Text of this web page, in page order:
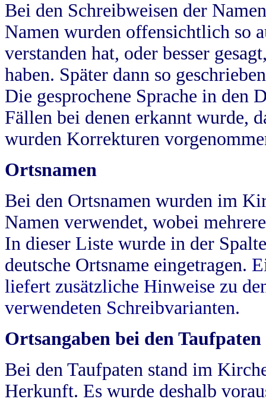
Bei den Schreibweisen der
Namen wurden offensichtlich so
verstanden hat, oder besser
haben. Später dann so
Die gesprochene Sprache in
Fällen bei denen erkannt wurde,
wurden Korrekturen
Ortsnamen
Bei den Ortsnamen wurden im
Namen verwendet, wobei
In dieser Liste wurde in der
deutsche Ortsname eingetragen.
liefert zusätzliche Hinweise zu
verwendeten Schreibvarianten.
Ortsangaben bei den Taufpaten
Bei den Taufpaten stand im
Herkunft. Es wurde deshalb